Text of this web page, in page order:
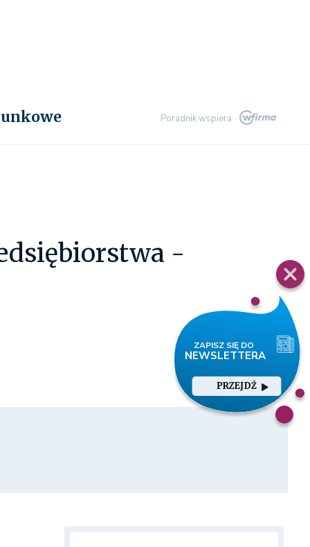
Poradnik wspiera
PRZEJDŹ
-